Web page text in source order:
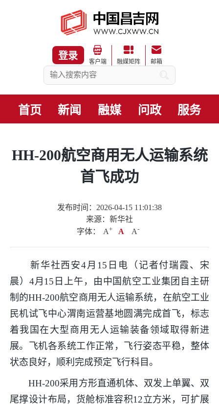
登录
客户端 融媒矩阵 邮箱
首页 新闻 融媒 问政 服务
HH-200航空商用无人运输系统
首飞成功
发布时间：2026-04-15 11:01:38
来源：新华社
字体：
A+ A A-
新华社西安4月15日电（记者付瑞霞、宋
晨）4月15日上午，由中国航空工业集团自主研
制的HH-200航空商用无人运输系统，在航空工业
民机试飞中心渭南运营基地圆满完成首飞，标志
着我国在大型商用无人运输装备领域取得新进
展。飞机各系统工作正常，飞行姿态平稳，整体
状态良好，顺利完成预定飞行科目。
HH-200采用方形直通机体、双发上单翼、双
尾撑设计布局，货舱标准容积12立方米，可扩展